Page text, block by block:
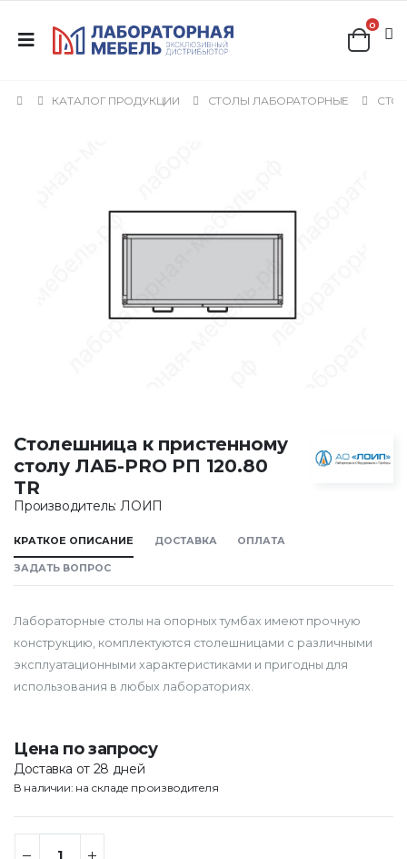
0
КАТАЛОГ ПРОДУКЦИИ СТОЛЫ ЛАБОРАТОРНЫЕ
Столешница к пристенному
столу ЛАБ-PRO РП 120.80
TR
Производитель: ЛОИП
КРАТКОЕ ОПИСАНИЕ ДОСТАВКА ОПЛАТА
ЗАДАТЬ ВОПРОС
Лабораторные столы на опорных тумбах имеют прочную
конструкцию, комплектуются столешницами с различными
эксплуатационными характеристиками и пригодны для
использования в любых лабораториях.
Цена по запросу
Доставка от 28 дней
В наличии: на складе производителя